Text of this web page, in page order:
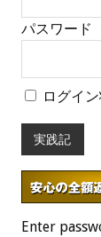
パスワード
ログイ
実践記
Enter